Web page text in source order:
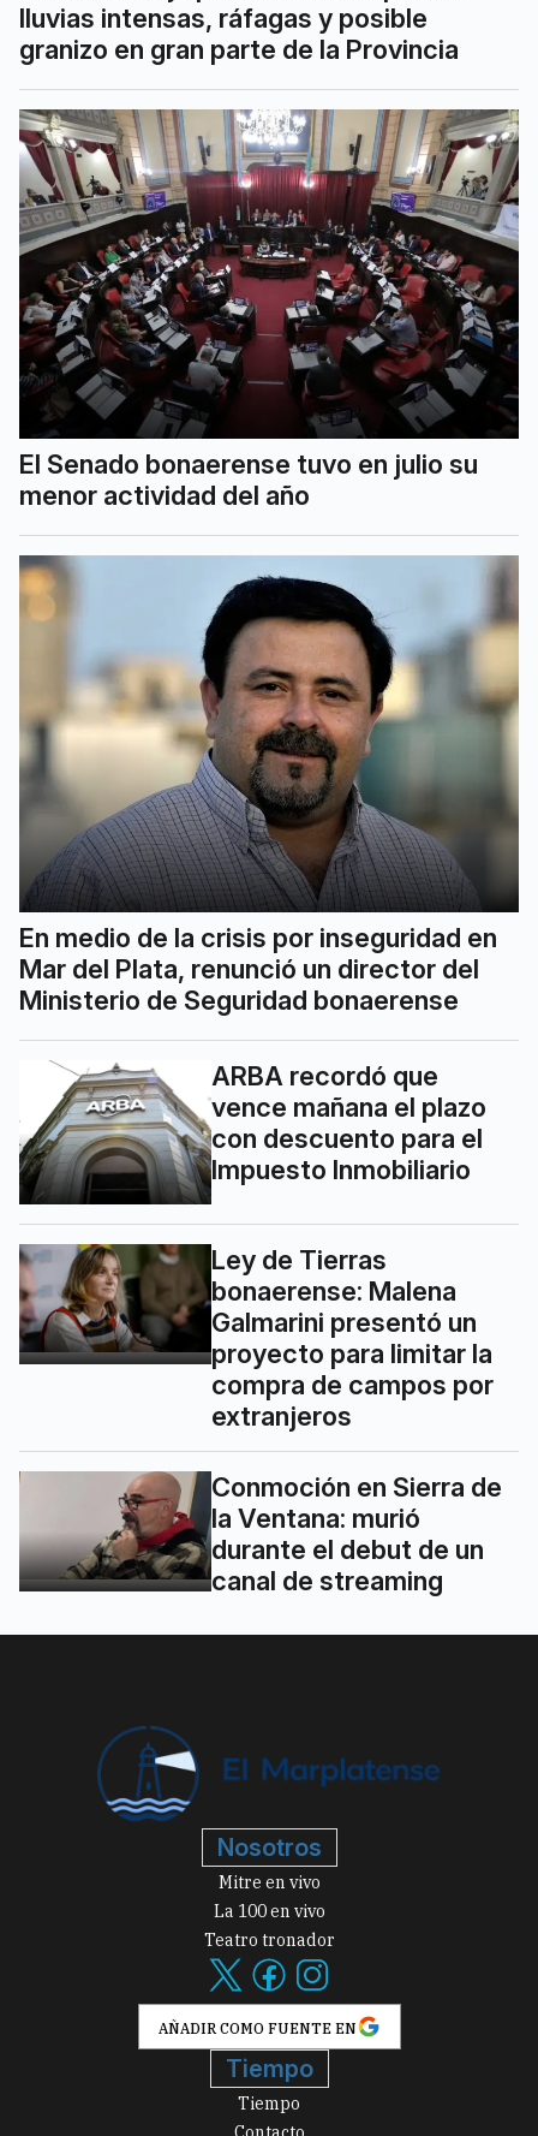
lluvias intensas, ráfagas y posible
granizo en gran parte de la Provincia
El Senado bonaerense tuvo en julio su
menor actividad del año
En medio de la crisis por inseguridad en
Mar del Plata, renunció un director del
Ministerio de Seguridad bonaerense
ARBA recordó que
vence mañana el plazo
con descuento para el
Impuesto Inmobiliario
Ley de Tierras
bonaerense: Malena
Galmarini presentó un
proyecto para limitar la
compra de campos por
extranjeros
Conmoción en Sierra de
la Ventana: murió
durante el debut de un
canal de streaming
Nosotros
Mitre en vivo
La 100 en vivo
Teatro tronador
AÑADIR COMO FUENTE EN
Tiempo
Tiempo